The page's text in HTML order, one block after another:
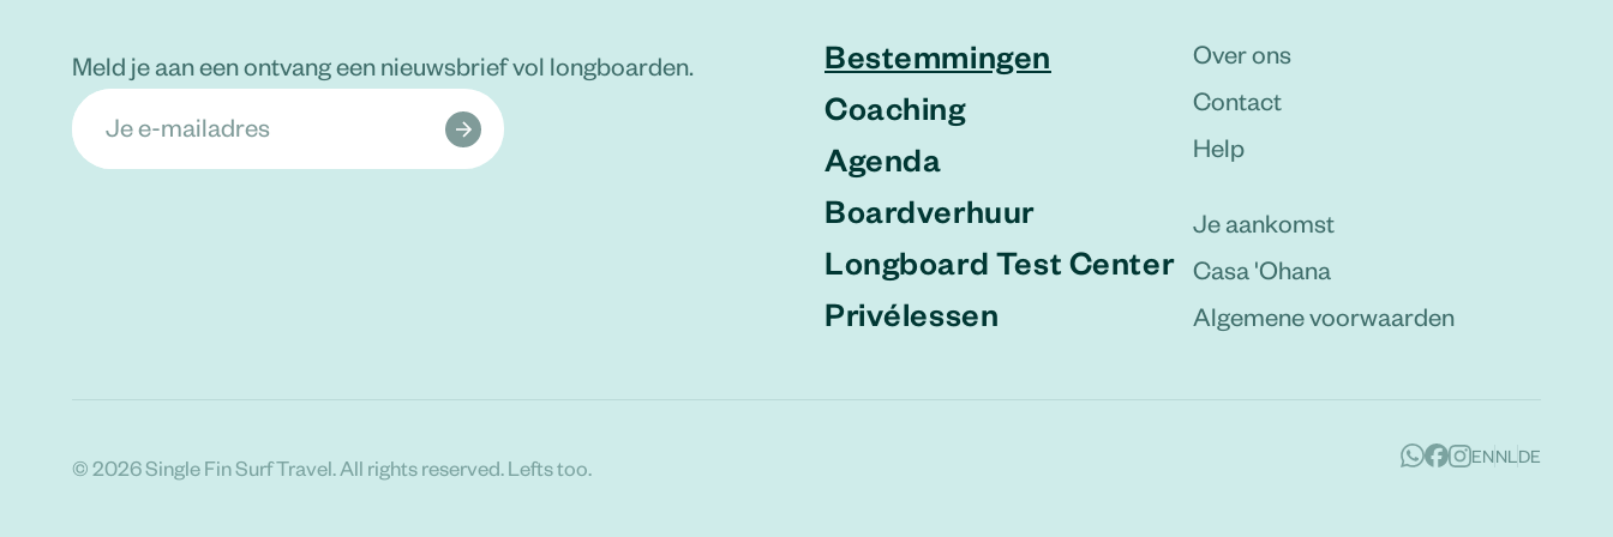
Meld je aan een ontvang een nieuwsbrief vol longboarden.
Bestemmingen
Coaching
Agenda
Boardverhuur
Longboard Test Center
Privélessen
Over ons
Contact
Help
Je aankomst
Casa 'Ohana
Algemene voorwaarden
© 2026 Single Fin Surf Travel. All rights reserved. Lefts too. ENNL DE